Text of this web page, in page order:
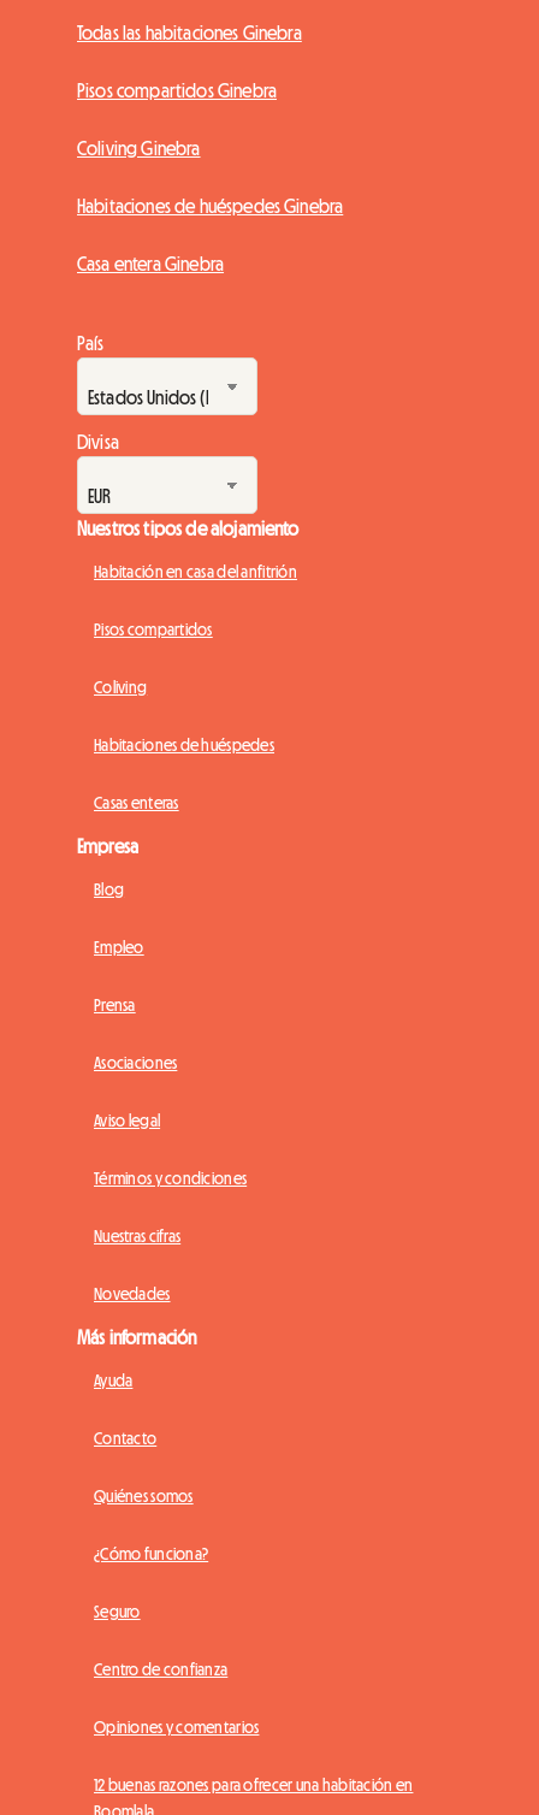
Todas las habitaciones Ginebra
Pisos compartidos Ginebra
Coliving Ginebra
Habitaciones de huéspedes Ginebra
Casa entera Ginebra
País
Divisa
Nuestros tipos de alojamiento
Habitación en casa del anfitrión
Pisos compartidos
Coliving
Habitaciones de huéspedes
Casas enteras
Empresa
Blog
Empleo
Prensa
Asociaciones
Aviso legal
Términos y condiciones
Nuestras cifras
Novedades
Más información
Ayuda
Contacto
Quiénes somos
¿Cómo funciona?
Seguro
Centro de confianza
Opiniones y comentarios
12 buenas razones para ofrecer una habitación en